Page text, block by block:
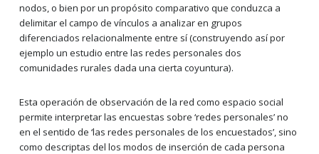
nodos, o bien por un propósito comparativo que conduzca a
delimitar el campo de vínculos a analizar en grupos
diferenciados relacionalmente entre sí (construyendo así por
ejemplo un estudio entre las redes personales dos
comunidades rurales dada una cierta coyuntura).
Esta operación de observación de la red como espacio social
permite interpretar las encuestas sobre ‘redes personales’ no
en el sentido de ‘las redes personales de los encuestados’, sino
como descriptas del los modos de inserción de cada persona